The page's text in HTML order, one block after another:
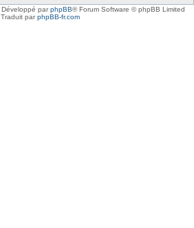
Développé parphpBB® Forum Software © phpBB Limited
Traduit parphpBB-fr.com